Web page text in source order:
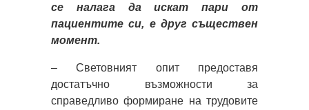
се налага да искат пари от
пациентите си, е друг съществен
момент.
– Световният опит предоставя
достатъчно възможности за
справедливо формиране на трудовите